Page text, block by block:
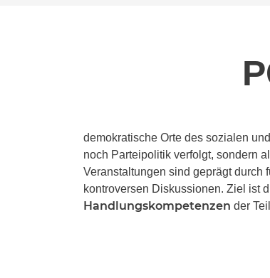
demokratische Orte des sozialen
noch Parteipolitik verfolgt, sondern
Veranstaltungen sind geprägt durch
kontroversen Diskussionen. Ziel ist
Handlungskompetenzen der